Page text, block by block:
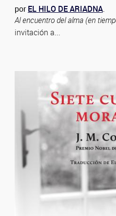
porEL HILO DE ARIADNA.
Al encuentro del alma (en
invitación a...